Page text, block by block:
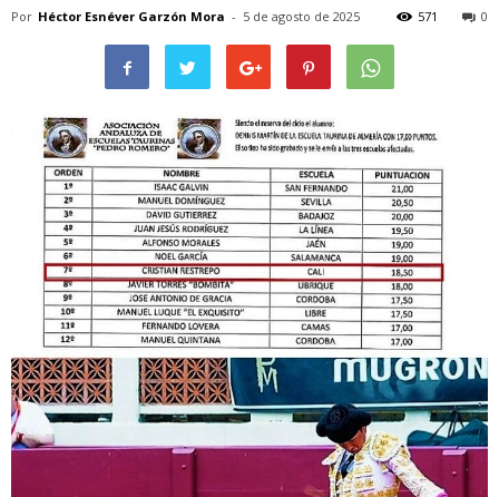
Por Héctor Esnéver Garzón Mora - 5 de agosto de 2025 0
571